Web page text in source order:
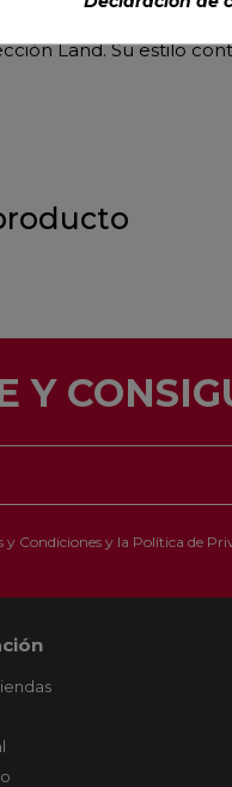
Es
Land. Su estilo
Y
y Condicionesy la Política de